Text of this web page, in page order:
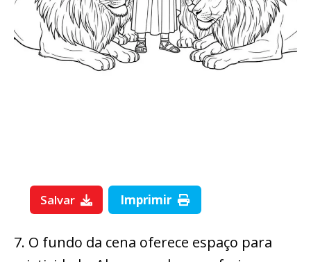
Salvar Imprimir
7. O fundo da cena oferece espaço para